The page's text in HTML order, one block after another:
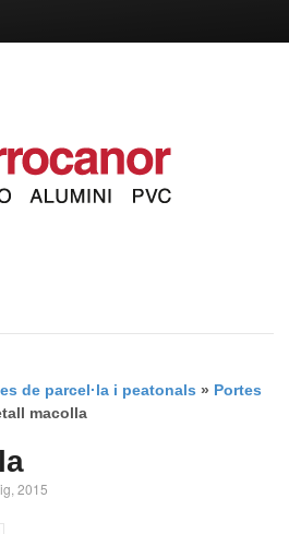
de parcel·la i peatonals » Portes
macolla
2015